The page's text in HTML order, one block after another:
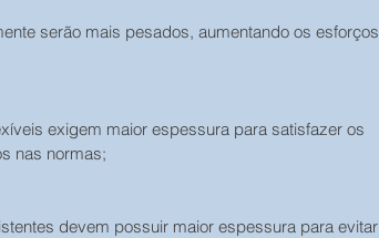
serão mais pesados, aumentando os esforços
exigem maior espessura para satisfazer os
nas normas;
devem possuir maior espessura para evitar